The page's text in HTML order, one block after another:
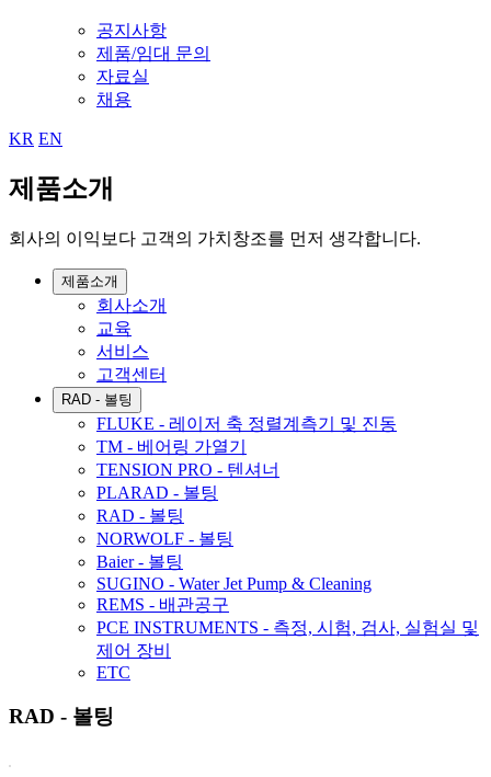
공지사항
제품/임대 문의
자료실
채용
KR EN
제품소개
회사의 이익보다 고객의 가치창조를 먼저 생각합니다.
제품소개
회사소개
교육
서비스
고객센터
RAD - 볼팅
FLUKE - 레이저 축 정렬계측기 및 진동
TM - 베어링 가열기
TENSION PRO - 텐셔너
PLARAD - 볼팅
RAD - 볼팅
NORWOLF - 볼팅
Baier - 볼팅
SUGINO - Water Jet Pump & Cleaning
REMS - 배관공구
PCE INSTRUMENTS - 측정, 시험, 검사, 실험실 및
제어 장비
ETC
RAD - 볼팅